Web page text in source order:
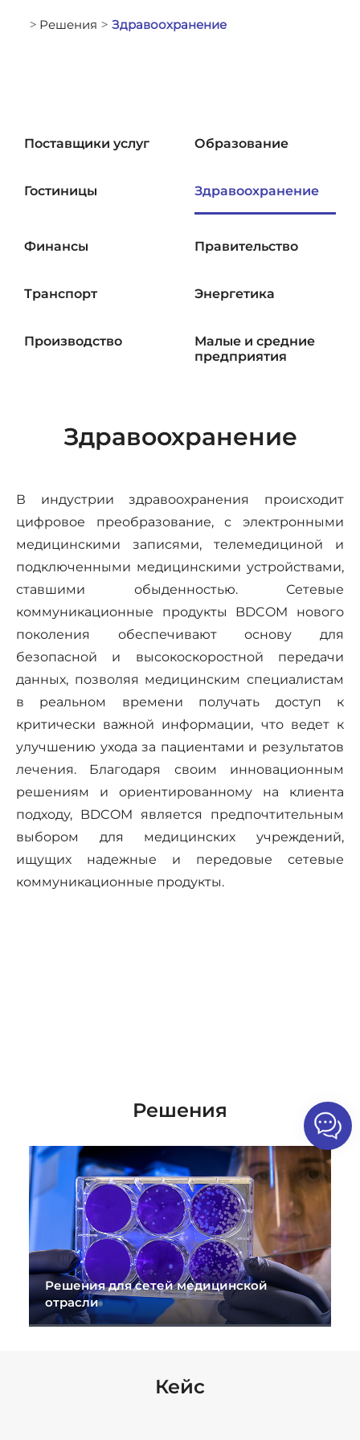
> Решения > Здравоохранение
Поставщики услуг Образование
Гостиницы Здравоохранение
Финансы Правительство
Транспорт Энергетика
Производство
Малые и средние
предприятия
Здравоохранение
В индустрии здравоохранения происходит
цифровое преобразование, с электронными
медицинскими записями, телемедициной и
подключенными медицинскими устройствами,
ставшими обыденностью. Сетевые
коммуникационные продукты BDCOM нового
поколения обеспечивают основу для
безопасной и высокоскоростной передачи
данных, позволяя медицинским специалистам
в реальном времени получать доступ к
критически важной информации, что ведет к
улучшению ухода за пациентами и результатов
лечения. Благодаря своим инновационным
решениям и ориентированному на клиента
подходу, BDCOM является предпочтительным
выбором для медицинских учреждений,
ищущих надежные и передовые сетевые
коммуникационные продукты.
Решения
Решения для сетей медицинской
отрасли
Кейс